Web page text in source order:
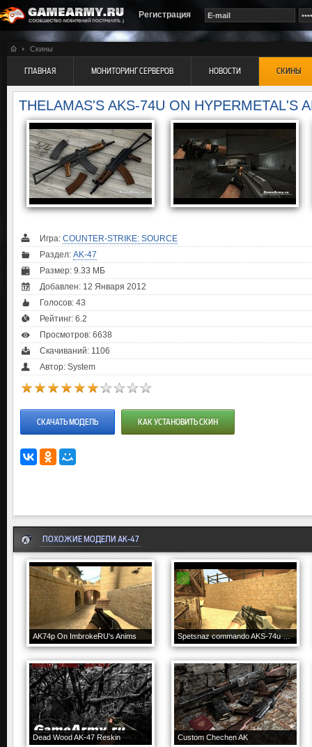
Регистрация
Скины
ГЛАВНАЯ МОНИТОРИНГ СЕРВЕРОВ НОВОСТИ СКИНЫ
THELAMAS'S AKS-74U ON HYPERMETAL'S
Игра: COUNTER-STRIKE: SOURCE
Раздел: AK-47
Размер: 9.33 МБ
Добавлен: 12 Января 2012
Голосов: 43
Рейтинг: 6.2
Просмотров: 6638
Скачиваний: 1106
Автор: System
СКАЧАТЬ МОДЕЛЬ КАК УСТАНОВИТЬ СКИН
ПОХОЖИЕ МОДЕЛИ AK-47
AK74p On ImbrokeRU's Anims Spetsnaz commando AKS-74u Reorigin
Dead Wood AK-47 Reskin Custom Chechen AK